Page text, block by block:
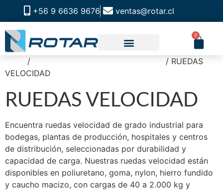
+56 9 6636 9676 ventas@rotar.cl
0
/
/ RUEDAS
VELOCIDAD
RUEDAS VELOCIDAD
Encuentra ruedas velocidad de grado industrial para
bodegas, plantas de producción, hospitales y centros
de distribución, seleccionadas por durabilidad y
capacidad de carga. Nuestras ruedas velocidad están
disponibles en poliuretano, goma, nylon, hierro fundido
y caucho macizo, con cargas de 40 a 2.000 kg y